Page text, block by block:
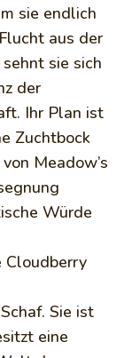
sie endlich
aus der
sie sich
der
Ihr Plan ist
Zuchtbock
Meadow’s
Würde
Cloudberry
Sie ist
eine